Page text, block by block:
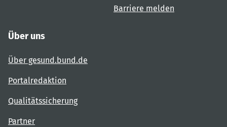
Barriere melden
Über uns
Über gesund.bund.de
Portalredaktion
Qualitätssicherung
Partner